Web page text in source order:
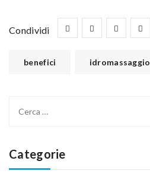
Condividi
benefici idromassaggio
Categorie